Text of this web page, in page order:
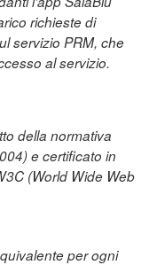
richieste di
servizio PRM, che
al servizio.
della normativa
e certificato in
(World Wide Web
per ogni